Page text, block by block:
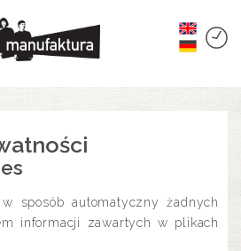
sposób automatyczny żadnych
informacji zawartych w plikach